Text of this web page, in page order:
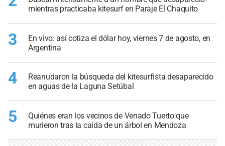
mientras practicaba kitesurf en Paraje El Chaquito
3
En vivo: así cotiza el dólar hoy, viernes 7 de agosto, en
Argentina
4
Reanudaron la búsqueda del kitesurfista desaparecido
en aguas de la Laguna Setúbal
5
Quiénes eran los vecinos de Venado Tuerto que
murieron tras la caída de un árbol en Mendoza